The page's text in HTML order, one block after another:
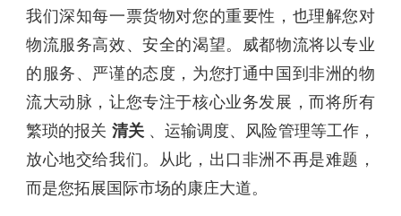
我们深知每一票货物对您的重要性，也理解您对
物流服务高效、安全的渴望。威都物流将以专业
的服务、严谨的态度，为您打通中国到非洲的物
流大动脉，让您专注于核心业务发展，而将所有
繁琐的报关 清关 、运输调度、风险管理等工作，
放心地交给我们。从此，出口非洲不再是难题，
而是您拓展国际市场的康庄大道。